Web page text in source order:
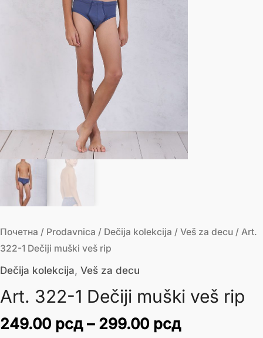
Почетна / Prodavnica / Dečija kolekcija / Veš za decu / Art.
322-1 Dečiji muški veš rip
Dečija kolekcija, Veš za decu
Art. 322-1 Dečiji muški veš rip
249.00 рсд – 299.00 рсд